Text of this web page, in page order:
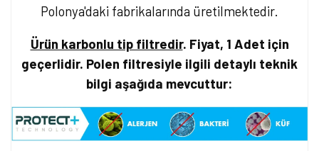
Polonya'daki fabrikalarında üretilmektedir.
Ürün karbonlu tip filtredir. Fiyat, 1 Adet için
geçerlidir. Polen filtresiyle ilgili detaylı teknik
bilgi aşağıda mevcuttur: